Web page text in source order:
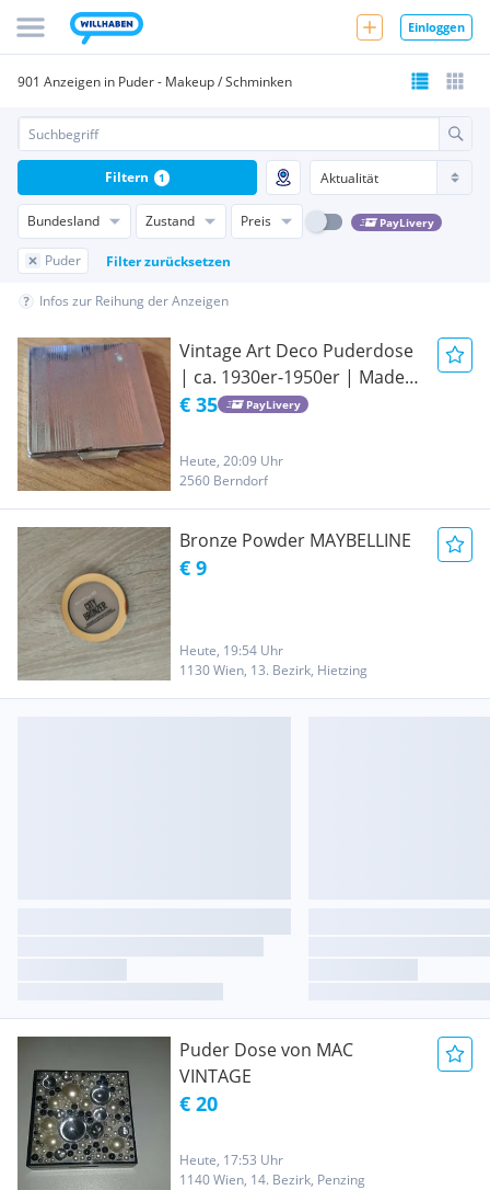
Einloggen
901 Anzeigen in Puder - Makeup / Schminken
Bundesland Zustand Preis PayLivery
Puder Filter zurücksetzen
Filtern 1
Infos zur Reihung der Anzeigen
Vintage Art Deco Puderdose
| ca. 1930er-1950er | Made
in Austria | Sammlerstück
€ 35 PayLivery
Heute, 20:09 Uhr
2560 Berndorf
Bronze Powder MAYBELLINE
€ 9
Heute, 19:54 Uhr
1130 Wien, 13. Bezirk, Hietzing
Puder Dose von MAC
VINTAGE
€ 20
Heute, 17:53 Uhr
1140 Wien, 14. Bezirk, Penzing